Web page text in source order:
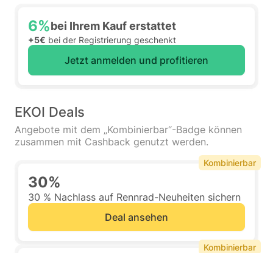
6%bei Ihrem Kauf erstattet
+5€ bei der Registrierung geschenkt
Jetzt anmelden und profitieren
EKOI Deals
Angebote mit dem „Kombinierbar“-Badge können
zusammen mit Cashback genutzt werden.
30%
30 % Nachlass auf Rennrad-Neuheiten sichern
Deal ansehen
Kombinierbar
Kombinierbar